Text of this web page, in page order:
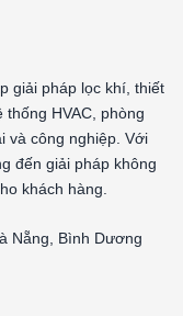
giải pháp lọc khí, thiết
HVAC, phòng
và công nghiệp. Với
đến giải pháp không
khách hàng.
Nẵng, Bình Dương